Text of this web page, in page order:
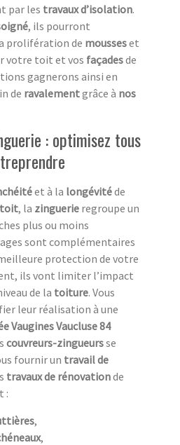
par les travaux d’isolation.
, ils pourront
prolifération de mousseset
votre toit et vos façadesde
gagnerons ainsi en
de ravalementgrâce à nos
: optimisez tous
et à la longévitéde
toit, la zinguerie regroupe un
plus ou moins
sont complémentaires
protection de votre
ils vont limiter l’impact
de la toiture. Vous
leur réalisation à une
Vaugines Vaucluse 84
couvreurs-zingueursse
fournir un travail de
travaux de rénovationde
:
,
,